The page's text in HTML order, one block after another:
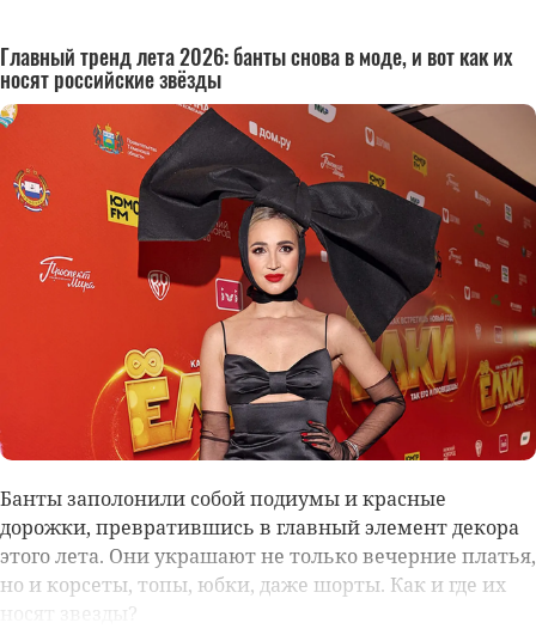
Главный тренд лета 2026: банты снова в моде, и вот как их
носят российские звёзды
Банты заполонили собой подиумы и красные
дорожки, превратившись в главный элемент декора
этого лета. Они украшают не только вечерние платья,
но и корсеты, топы, юбки, даже шорты. Как и где их
носят звезды?